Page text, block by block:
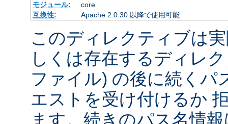
モジュール:
core
互換性:
Apache 2.0.30 以降で使用可能
このディレクティブは
しくは存在するディレ
ファイル) の後に続くパ
エストを受け付けるか
ます。続きのパス名情